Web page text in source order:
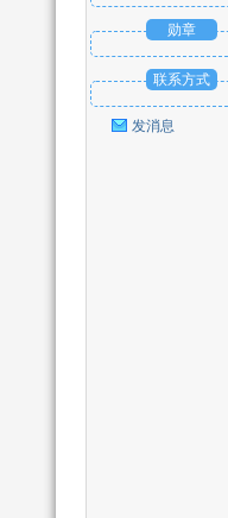
勋章
联系方式
发消息